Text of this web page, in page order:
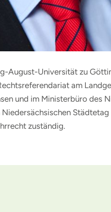
August-Universität zu
am
und im Ministerbüro des
zuständig.